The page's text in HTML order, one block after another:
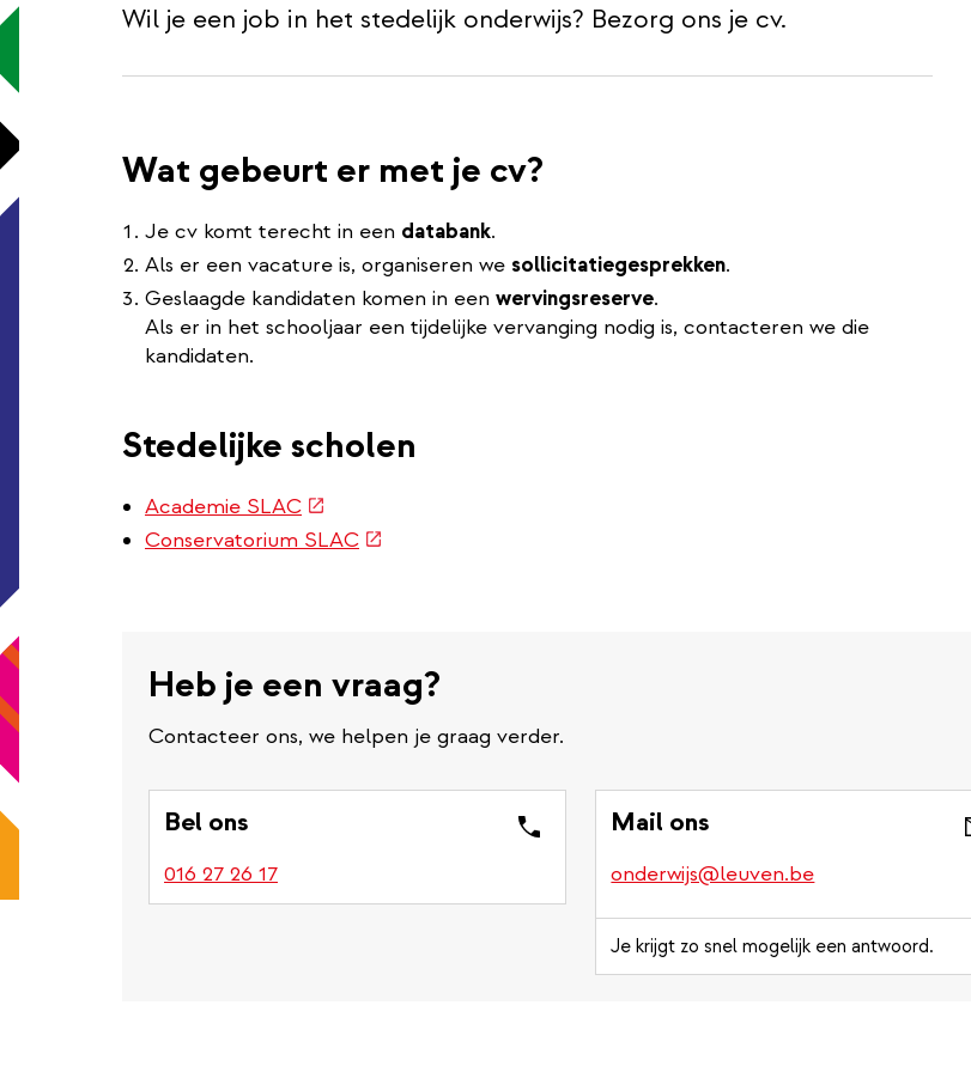
Wil je een job in het stedelijk onderwijs? Bezorg ons je cv.
Wat gebeurt er met je cv?
Je cv komt terecht in een databank.
Als er een vacature is, organiseren we sollicitatiegesprekken.
Geslaagde kandidaten komen in een wervingsreserve.
Als er in het schooljaar een tijdelijke vervanging nodig is, contacteren we die
kandidaten.
Stedelijke scholen
Academie SLAC(externe
link)
Conservatorium SLAC(externe
Heb je een vraag?
Contacteer ons, we helpen je graag verder.
Bel ons
016 27 26 17
Mail ons
onderwijs@leuven.be
Je krijgt zo snel mogelijk een antwoord.